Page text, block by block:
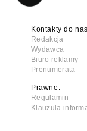
Kontakty do nas
Redakcja
Wydawca
Biuro reklamy
Prenumerata
Prawne:
Regulamin
Klauzula